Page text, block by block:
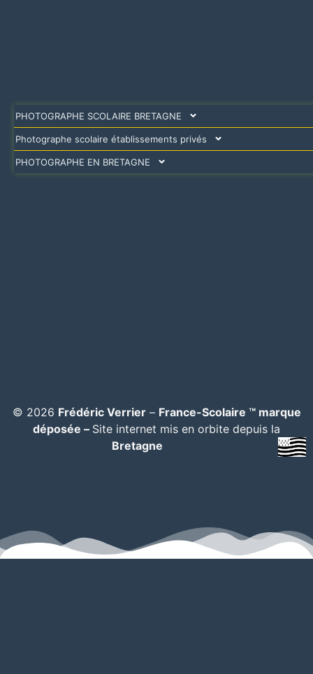
PHOTOGRAPHE SCOLAIRE BRETAGNE
Photographe scolaire établissements privés
PHOTOGRAPHE EN BRETAGNE
© 2026 Frédéric Verrier– France-Scolaire ™ marque
déposée – Site internet mis en orbite depuis la
Bretagne